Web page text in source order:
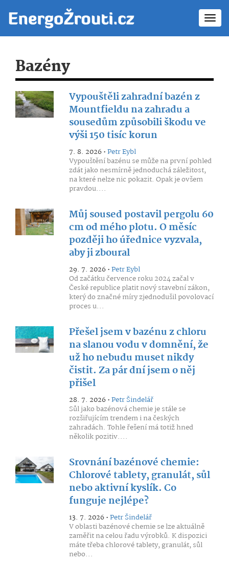
Bazény
Vypouštěli zahradní bazén z
Mountfieldu na zahradu a
sousedům způsobili škodu ve
výši 150 tisíc korun
7. 8. 2026 •Petr Eybl
Vypouštění bazénu se může na první pohled
zdát jako nesmírně jednoduchá záležitost,
na které nelze nic pokazit. Opak je ovšem
pravdou....
Můj soused postavil pergolu 60
cm od mého plotu. O měsíc
později ho úřednice vyzvala,
aby ji zboural
29. 7. 2026 •Petr Eybl
Od začátku července roku 2024 začal v
České republice platit nový stavební zákon,
který do značné míry zjednodušil povolovací
proces u...
Přešel jsem v bazénu z chloru
na slanou vodu v domnění, že
už ho nebudu muset nikdy
čistit. Za pár dní jsem o něj
přišel
28. 7. 2026 •Petr Šindelář
Sůl jako bazénová chemie je stále se
rozšiřujícím trendem i na českých
zahradách. Tohle řešení má totiž hned
několik pozitiv....
Srovnání bazénové chemie:
Chlorové tablety, granulát, sůl
nebo aktivní kyslík. Co
funguje nejlépe?
13. 7. 2026 •Petr Šindelář
V oblasti bazénové chemie se lze aktuálně
zaměřit na celou řadu výrobků. K dispozici
máte třeba chlorové tablety, granulát, sůl
nebo...